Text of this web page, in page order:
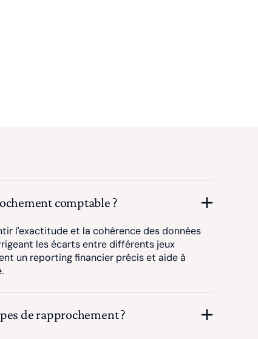
comptable ?
l'exactitude et la cohérence des données
les écarts entre différents jeux
un reporting financier précis et aide à
de rapprochement ?